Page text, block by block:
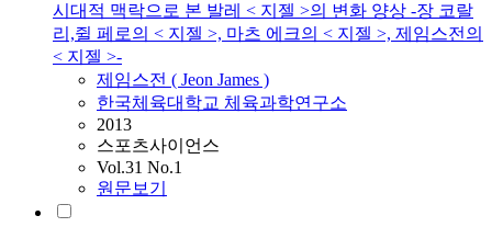
시대적 맥락으로 본 발레 < 지젤 >의 변화 양상 -장 코랄
리,쥘 페로의 < 지젤 >, 마츠 에크의 < 지젤 >, 제임스전의
< 지젤 >-
제임스전 ( Jeon James )
한국체육대학교 체육과학연구소
2013
스포츠사이언스
Vol.31 No.1
원문보기